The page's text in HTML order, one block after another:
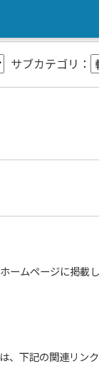
サブカテゴリ：
ームページに掲載
、下記の関連リン